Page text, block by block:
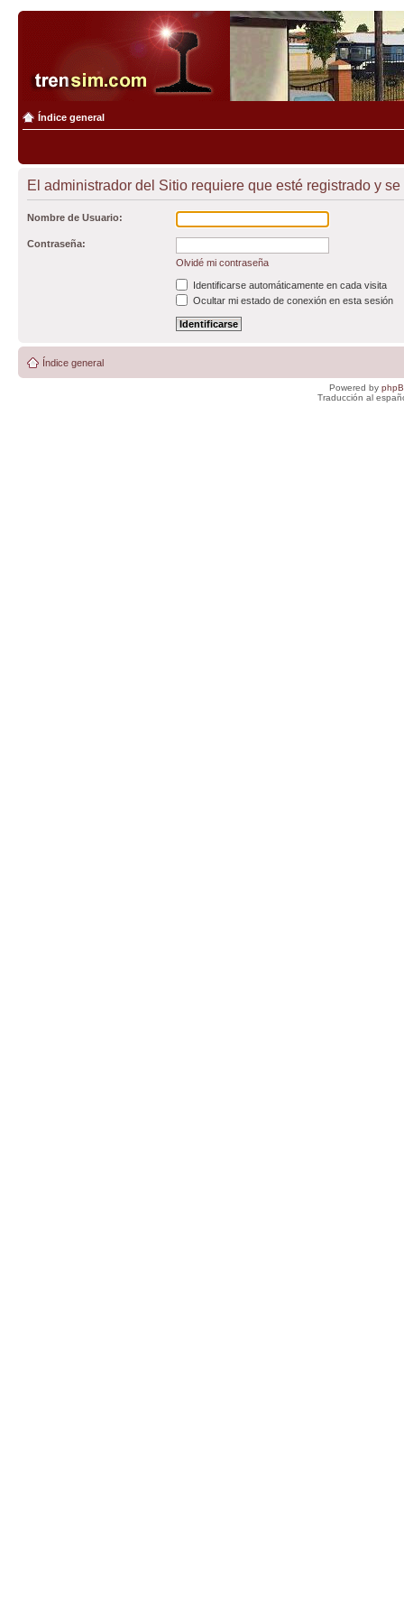
Índice general
El administrador del Sitio requiere que esté registrado y
Nombre de Usuario:
Contraseña:
Olvidé mi contraseña
Identificarse automáticamente en cada visita
Ocultar mi estado de conexión en esta sesión
Índice general
Powered by
Traducción al